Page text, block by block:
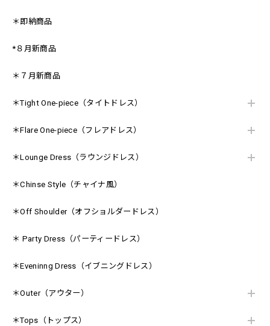
＊即納商品
*８月新商品
＊７月新商品
＊Tight One-piece（タイトドレス）
＊Flare One-piece（フレアドレス）
＊Lounge Dress（ラウンジドレス）
＊Chinse Style（チャイナ風）
＊Off Shoulder（オフショルダードレス）
＊ Party Dress（パーティードレス）
＊Eveninng Dress（イブニングドレス）
＊Outer（アウター）
＊Tops（トップス）